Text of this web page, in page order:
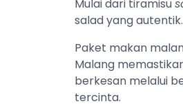
Mulai dari tiramisu
salad yang autentik.
Paket makan
Malang
berkesan melalui
tercinta.